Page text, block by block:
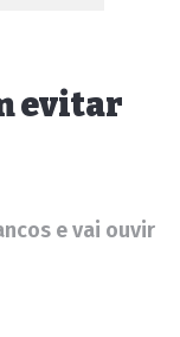
evitar
e vai ouvir